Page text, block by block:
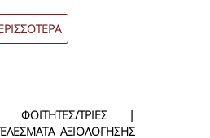
νες προπτυχιακοί
ενδιαφέρον τους για Πρακτική
01/09/2026 έως και Πέμπτη
ΦΟΙΤΗΤΕΣ/ΤΡΙΕΣ |
ΑΞΙΟΛΟΓΗΣΗΣ